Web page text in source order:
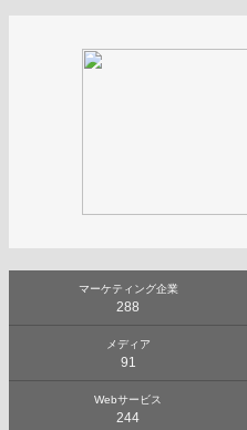
マーケティング企業
288
メディア
91
Webサービス
244